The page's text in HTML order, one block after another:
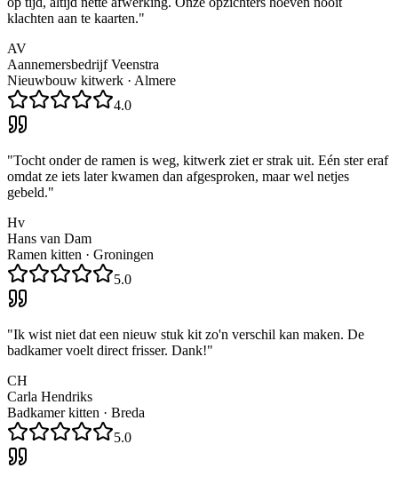
klachten aan te kaarten."
AV
Aannemersbedrijf Veenstra
Nieuwbouw kitwerk · Almere
4.0
"Tocht onder de ramen is weg, kitwerk ziet er strak uit. Eén ster eraf
omdat ze iets later kwamen dan afgesproken, maar wel netjes
gebeld."
Hv
Hans van Dam
Ramen kitten · Groningen
5.0
"Ik wist niet dat een nieuw stuk kit zo'n verschil kan maken. De
badkamer voelt direct frisser. Dank!"
CH
Carla Hendriks
Badkamer kitten · Breda
5.0